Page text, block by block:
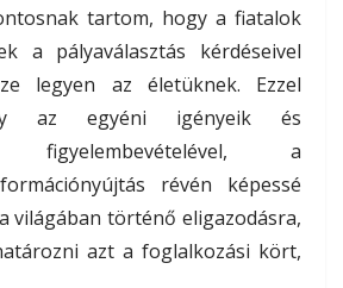
tartom, hogy a fiatalok
a pályaválasztás kérdéseivel
legyen az életüknek. Ezzel
az egyéni igényeik és
figyelembevételével, a
révén képessé
világában történő eligazodásra,
azt a foglalkozási kört,